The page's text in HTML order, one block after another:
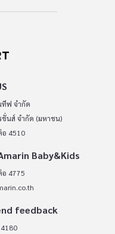
ทีฟ จำกัด
ชั่นส์ จำกัด (มหาชน)
อ 4510
Baby&Kids
อ 4775
feedback